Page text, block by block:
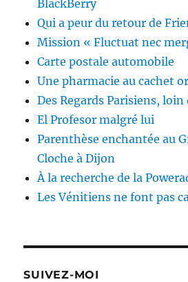
BlackBerry
Qui a peur du retour de
Mission « Fluctuat nec
Carte postale automobile
Une pharmacie au cachet
Des Regards Parisiens, loin
El Profesor malgré lui
Parenthèse enchantée au
Cloche à Dijon
À la recherche de la
Les Vénitiens ne font pas
SUIVEZ-MOI